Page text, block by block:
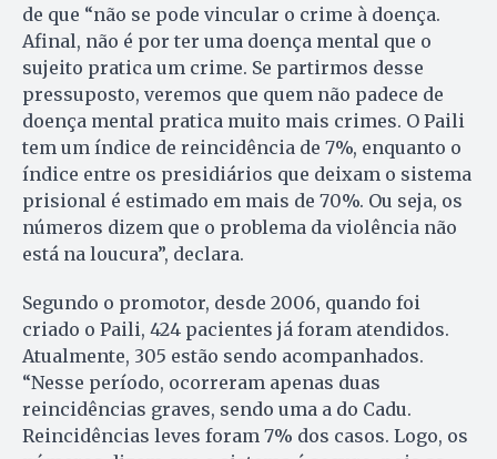
de que “não se pode vincular o crime à doença.
Afinal, não é por ter uma doença mental que o
sujeito pratica um crime. Se partirmos desse
pressuposto, veremos que quem não padece de
doença mental pratica muito mais crimes. O Paili
tem um índice de reincidência de 7%, enquanto o
índice entre os presidiários que deixam o sistema
prisional é estimado em mais de 70%. Ou seja, os
números dizem que o problema da violência não
está na loucura”, declara.
Segundo o promotor, des­de 2006, quando foi
criado o Paili, 424 pacientes já foram atendidos.
Atualmente, 305 estão sendo acompanhados.
“Nesse período, ocorreram apenas duas
reincidências graves, sendo uma a do Cadu.
Reincidências leves foram 7% dos casos. Logo, os